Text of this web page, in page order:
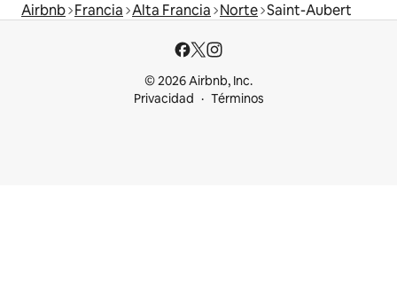
Airbnb Francia Alta Francia Norte Saint-Aubert
© 2026 Airbnb, Inc.
Privacidad
Términos